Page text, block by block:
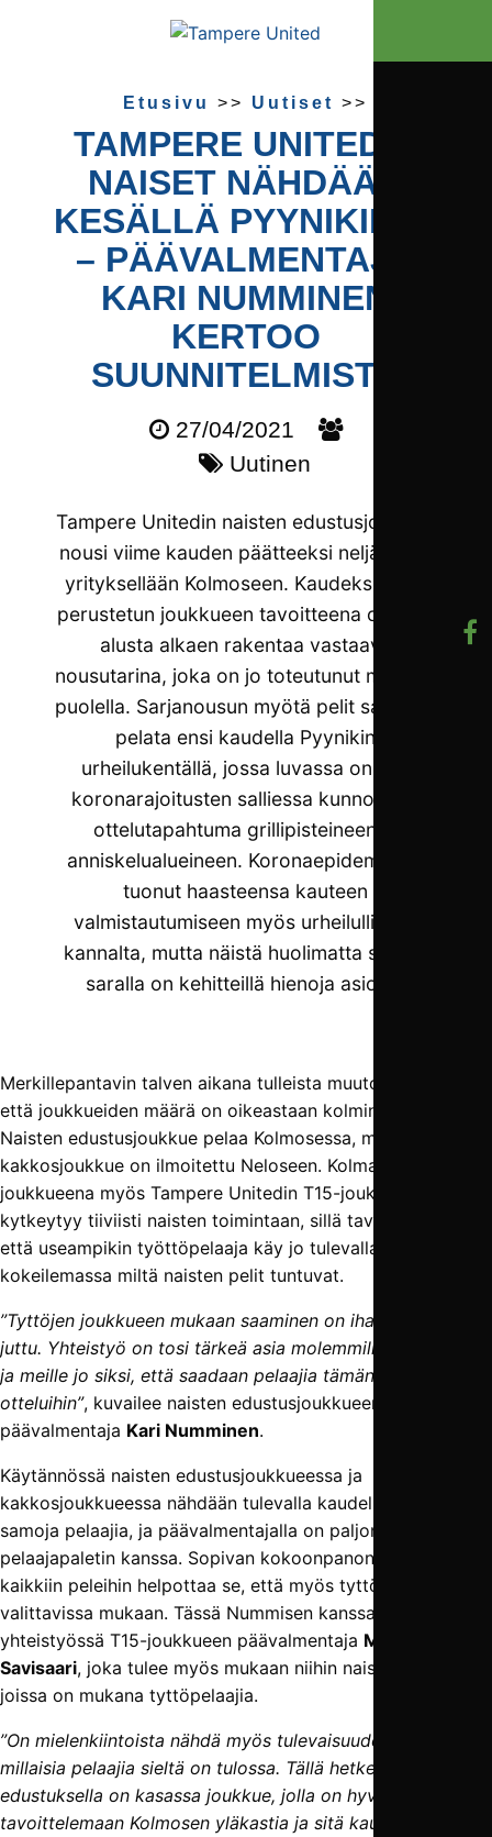
Etusivu >> Uutiset >>
TAMPERE UNITEDIN
NAISET NÄHDÄÄN
KESÄLLÄ PYYNIKILLÄ
– PÄÄVALMENTAJA
KARI NUMMINEN
KERTOO
SUUNNITELMISTA
27/04/2021
Uutinen
Tampere Unitedin naisten edustusjoukkue
nousi viime kauden päätteeksi neljännellä
yrityksellään Kolmoseen. Kaudeksi 2017
perustetun joukkueen tavoitteena on ollut
alusta alkaen rakentaa vastaava
nousutarina, joka on jo toteutunut miesten
puolella. Sarjanousun myötä pelit saadaan
pelata ensi kaudella Pyynikin
urheilukentällä, jossa luvassa on heti
koronarajoitusten salliessa kunnollinen
ottelutapahtuma grillipisteineen ja
anniskelualueineen. Koronaepidemia on
tuonut haasteensa kauteen
valmistautumiseen myös urheilulliselta
kannalta, mutta näistä huolimatta silläkin
saralla on kehitteillä hienoja asioita.
Merkillepantavin talven aikana tulleista muutoksista on se,
että joukkueiden määrä on oikeastaan kolminkertaistunut.
Naisten edustusjoukkue pelaa Kolmosessa, mutta lisäksi
kakkosjoukkue on ilmoitettu Neloseen. Kolmantena
joukkueena myös Tampere Unitedin T15-joukkue
kytkeytyy tiiviisti naisten toimintaan, sillä tavoitteena on,
että useampikin työttöpelaaja käy jo tulevalla kaudella
kokeilemassa miltä naisten pelit tuntuvat.
”Tyttöjen joukkueen mukaan saaminen on ihan loistava
juttu. Yhteistyö on tosi tärkeä asia molemmille osapuolille,
ja meille jo siksi, että saadaan pelaajia tämän kauden
otteluihin”, kuvailee naisten edustusjoukkueen
päävalmentaja Kari Numminen.
Käytännössä naisten edustusjoukkueessa ja
kakkosjoukkueessa nähdään tulevalla kaudella paljon
samoja pelaajia, ja päävalmentajalla on paljon sumplimista
pelaajapaletin kanssa. Sopivan kokoonpanon saamisessa
kaikkiin peleihin helpottaa se, että myös tyttöpelaajia on
valittavissa mukaan. Tässä Nummisen kanssa on tiiviissä
yhteistyössä T15-joukkueen päävalmentaja Mikko
Savisaari, joka tulee myös mukaan niihin naisten otteluihin,
joissa on mukana tyttöpelaajia.
”On mielenkiintoista nähdä myös tulevaisuuden kannalta,
millaisia pelaajia sieltä on tulossa. Tällä hetkellä naisten
edustuksella on kasassa joukkue, jolla on hyvä lähteä
tavoittelemaan Kolmosen yläkastia ja sitä kautta